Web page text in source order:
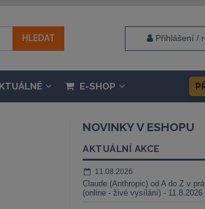
Přihlášení /
E-SHOP
NOVINKY V ESHOPU
AKTUÁLNÍ AKCE
11.08.2026
Claude (Anthropic) od A do Z v
(online - živé vysílání) - 11.8.2026